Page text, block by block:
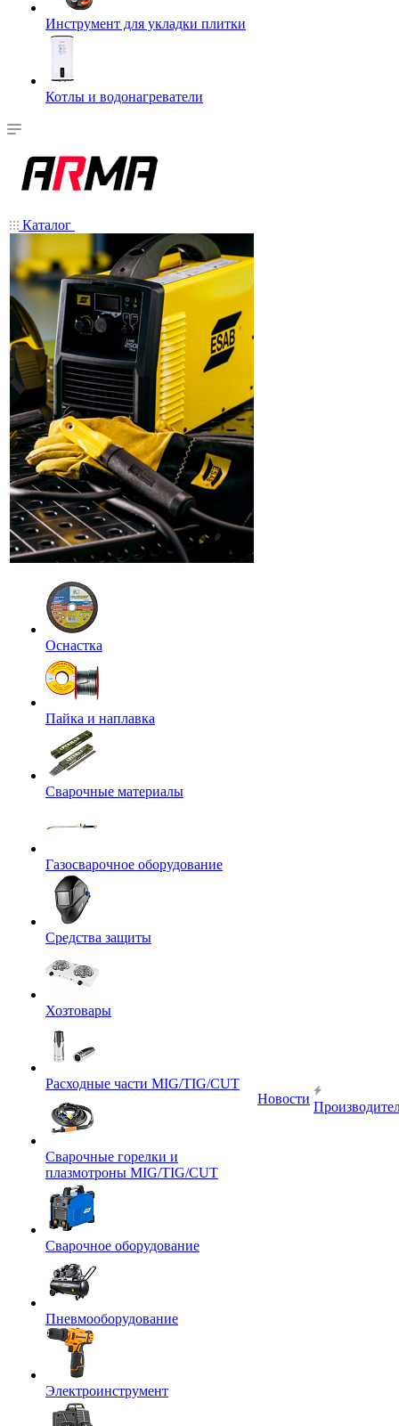
Инструмент для укладки плитки
Котлы и водонагреватели
Каталог
Оснастка
Пайка и наплавка
Сварочные материалы
Газосварочное оборудование
Средства защиты
Хозтовары
Расходные части MIG/TIG/CUT
Сварочные горелки и
плазмотроны MIG/TIG/CUT
Сварочное оборудование
Пневмооборудование
Электроинструмент
Новости